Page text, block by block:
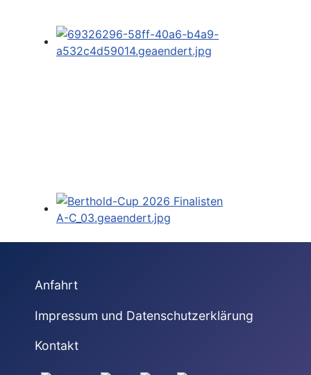
Anfahrt
Impressum und Datenschutzerklärung
Kontakt